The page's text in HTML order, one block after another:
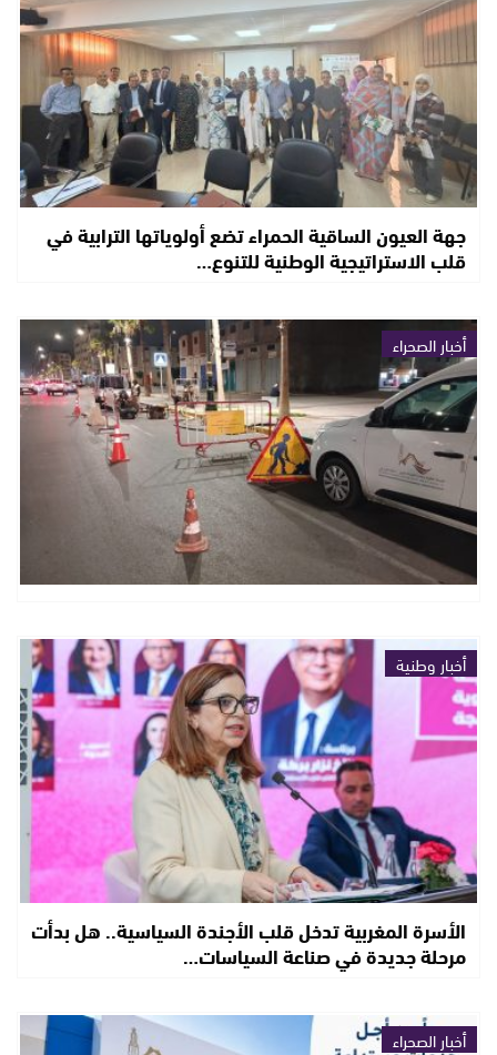
جهة العيون الساقية الحمراء تضع أولوياتها الترابية في
قلب الاستراتيجية الوطنية للتنوع…
أخبار الصحراء
أخبار وطنية
الأسرة المغربية تدخل قلب الأجندة السياسية.. هل بدأت
مرحلة جديدة في صناعة السياسات…
أخبار الصحراء